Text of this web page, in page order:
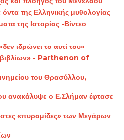
της Ελληνικής μυθολογίας
της Ιστορίας -Βίντεο
ιδρώνει το αυτί του»
- Parthenon of
του Θρασύλλου,
ανακάλυψε ο Ε.Σλήμαν έφτασε
«πυραμίδες» των Μεγάρων